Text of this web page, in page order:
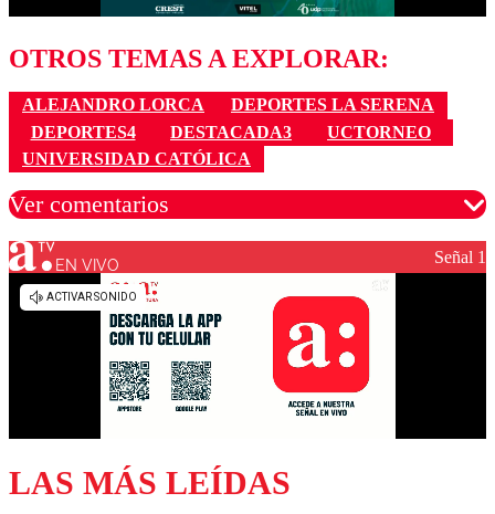
OTROS TEMAS A EXPLORAR:
ALEJANDRO LORCA
DEPORTES LA SERENA
DEPORTES4
DESTACADA3
UCTORNEO
UNIVERSIDAD CATÓLICA
Ver comentarios
Los comentarios son moderados para garantizar un
diálogo respetuoso.
EN VIVO Señal 1
LAS MÁS LEÍDAS